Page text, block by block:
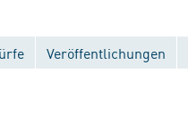
Veröffentlichungen